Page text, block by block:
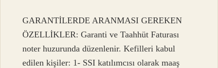
GARANTİLERDE ARANMASI GEREKEN
ÖZELLİKLER: Garanti ve Taahhüt Faturası
noter huzurunda düzenlenir. Kefilleri kabul
edilen kişiler: 1- SSI katılımcısı olarak maaş